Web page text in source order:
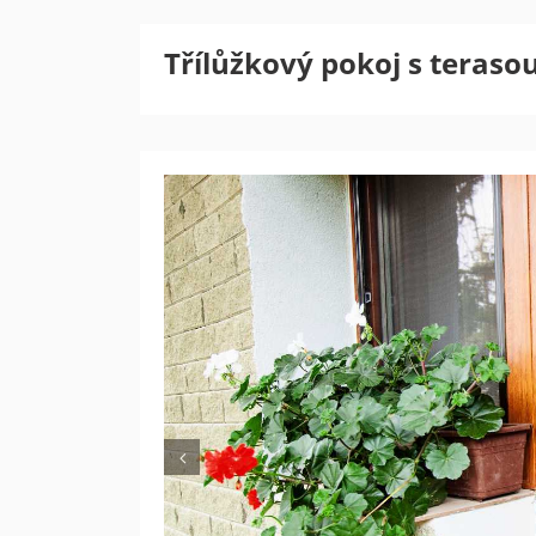
Třílůžkový pokoj s
Previous